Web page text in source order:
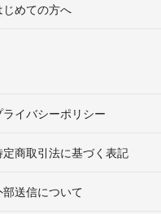
じめての方へ
ライバシーポリシー
定商取引法に基づく表記
部送信について